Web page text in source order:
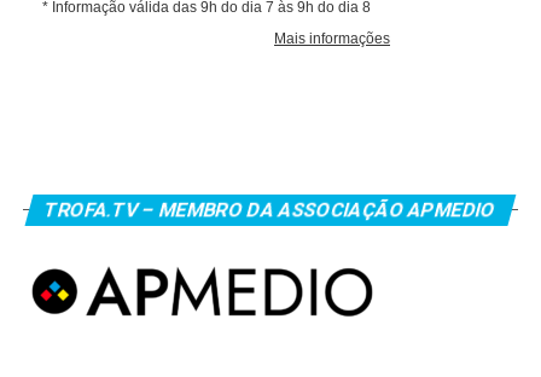
TROFA.TV – MEMBRO DA ASSOCIAÇÃO APMEDIO